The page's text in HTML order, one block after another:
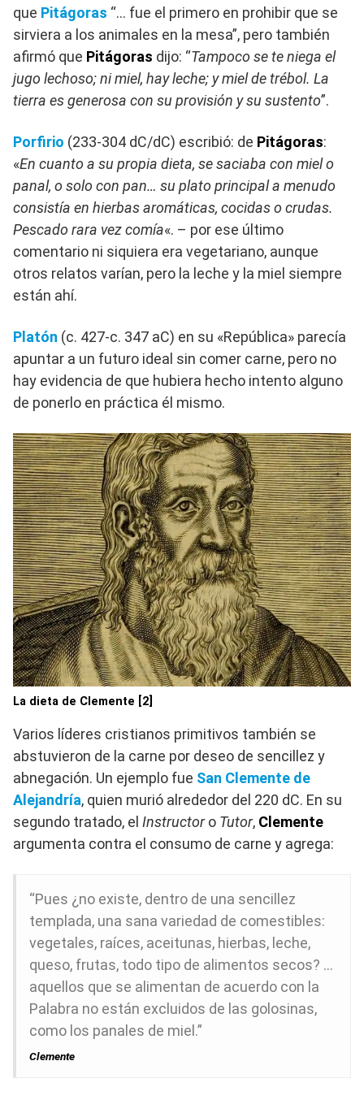
que Pitágoras “… fue el primero en prohibir que se
sirviera a los animales en la mesa”, pero también
afirmó que Pitágoras dijo: “Tampoco se te niega el
jugo lechoso; ni miel, hay leche; y miel de trébol. La
tierra es generosa con su provisión y su sustento”.
Porfirio (233-304 dC/dC) escribió: de Pitágoras:
«En cuanto a su propia dieta, se saciaba con miel o
panal, o solo con pan… su plato principal a menudo
consistía en hierbas aromáticas, cocidas o crudas.
Pescado rara vez comía«. – por ese último
comentario ni siquiera era vegetariano, aunque
otros relatos varían, pero la leche y la miel siempre
están ahí.
Platón (c. 427-c. 347 aC) en su «República» parecía
apuntar a un futuro ideal sin comer carne, pero no
hay evidencia de que hubiera hecho intento alguno
de ponerlo en práctica él mismo.
La dieta de Clemente [2]
Varios líderes cristianos primitivos también se
abstuvieron de la carne por deseo de sencillez y
abnegación. Un ejemplo fue San Clemente de
Alejandría, quien murió alrededor del 220 dC. En su
segundo tratado, el Instructoro Tutor, Clemente
argumenta contra el consumo de carne y agrega:
“Pues ¿no existe, dentro de una sencillez
templada, una sana variedad de comestibles:
vegetales, raíces, aceitunas, hierbas, leche,
queso, frutas, todo tipo de alimentos secos? …
aquellos que se alimentan de acuerdo con la
Palabra no están excluidos de las golosinas,
como los panales de miel.”
Clemente